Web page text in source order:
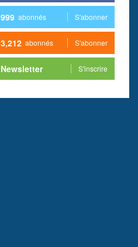
999 abonnés S'abonner
3,212 abonnés S'abonner
Newsletter S'inscrire